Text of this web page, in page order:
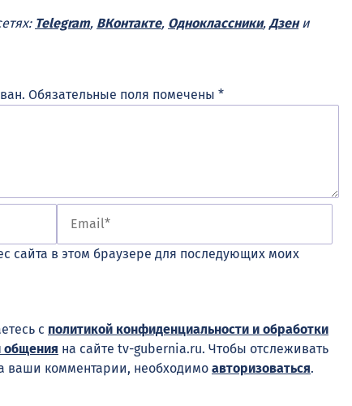
Telegram, ВКонтакте, Одноклассники, Дзени
Обязательные поля помечены *
сайта в этом браузере для последующих моих
с политикой конфиденциальности и обработки
общения на сайте tv-gubernia.ru. Чтобы отслеживать
ваши комментарии, необходимо авторизоваться.